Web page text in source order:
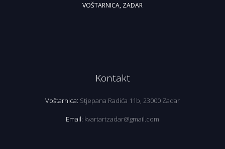
VOŠTARNICA, ZADAR
Kontakt
Voštarnica: Stjepana Radića 11b, 23000 Zadar
Email: kvartartzadar@gmail.com